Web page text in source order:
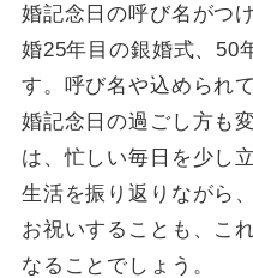
婚記念日の呼び名がつ
婚25年目の銀婚式、50
す。呼び名や込められ
婚記念日の過ごし方も
は、忙しい毎日を少し
生活を振り返りながら
お祝いすることも、こ
なることでしょう。